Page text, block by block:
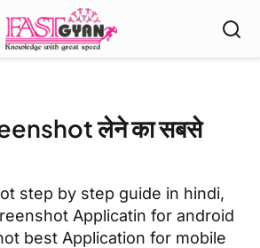
लेने का सबसे
step by step guide in hindi,
Applicatin for android
best Application for mobile